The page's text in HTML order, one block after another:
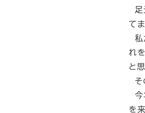
足
て
私
れ
と
そ
今
を